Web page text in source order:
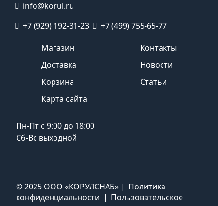
info@korul.ru
+7 (929) 192-31-23
+7 (499) 755-65-77
Магазин
Доставка
Корзина
Карта сайта
Контакты
Новости
Статьи
Пн-Пт с 9:00 до 18:00
Сб-Вс выходной
© 2025 ООО «КОРУЛСНАБ» | Политика
конфиденциальности | Пользовательское